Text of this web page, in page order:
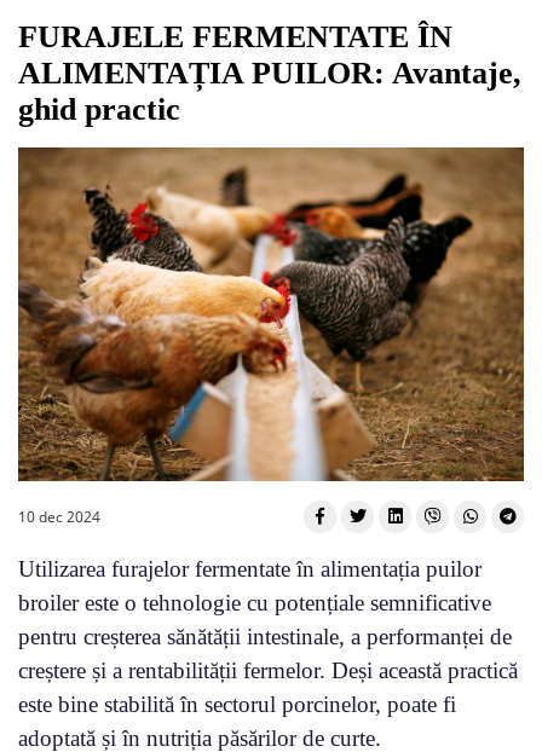
FURAJELE FERMENTATE ÎN
ALIMENTAȚIA PUILOR: Avantaje,
ghid practic
10 dec 2024
Utilizarea furajelor fermentate în alimentația puilor
broiler este o tehnologie cu potențiale semnificative
pentru creșterea sănătății intestinale, a performanței de
creștere și a rentabilității fermelor. Deși această practică
este bine stabilită în sectorul porcinelor, poate fi
adoptată și în nutriția păsărilor de curte.